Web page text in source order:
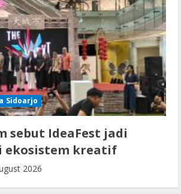
Sidoarjo
sebut IdeaFest jadi
ekosistem kreatif
2026